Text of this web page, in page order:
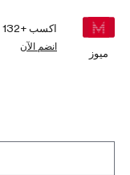
ميوز
اكسب +132
انضم الآن